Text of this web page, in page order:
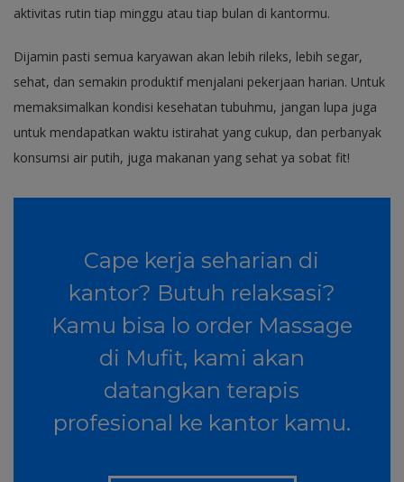
aktivitas rutin tiap minggu atau tiap bulan di kantormu.
Dijamin pasti semua karyawan akan lebih rileks, lebih segar,
sehat, dan semakin produktif menjalani pekerjaan harian. Untuk
memaksimalkan kondisi kesehatan tubuhmu, jangan lupa juga
untuk mendapatkan waktu istirahat yang cukup, dan perbanyak
konsumsi air putih, juga makanan yang sehat ya sobat fit!
Cape kerja seharian di
kantor? Butuh relaksasi?
Kamu bisa lo order Massage
di Mufit, kami akan
datangkan terapis
profesional ke kantor kamu.